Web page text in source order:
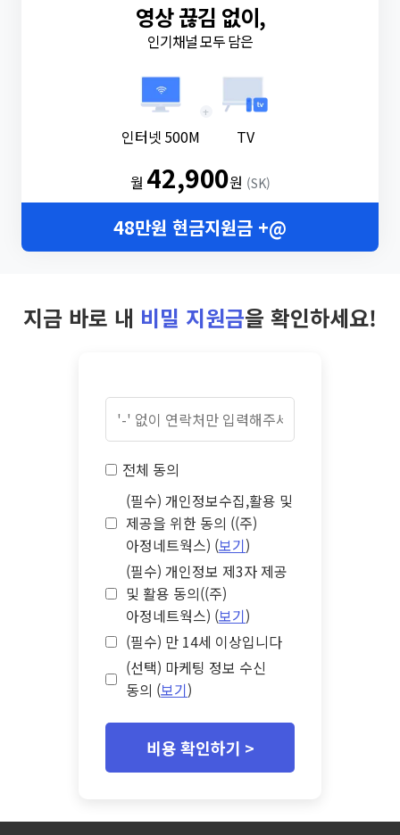
영상 끊김 없이,
인기채널 모두 담은
인터넷 500M
+
TV
월 42,900원 (SK)
48만원 현금지원금 +@
지금 바로 내 비밀 지원금을 확인하세요!
전체 동의
(필수) 개인정보수집,활용 및
제공을 위한 동의 ((주)
아정네트웍스) (보기)
(필수) 개인정보 제3자 제공
및 활용 동의((주)
아정네트웍스) (보기)
(필수) 만 14세 이상입니다
(선택) 마케팅 정보 수신
동의 (보기)
비용 확인하기 >